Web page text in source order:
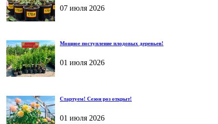
07 июля 2026
Мощное поступление плодовых деревьев!
01 июля 2026
Стартуем! Сезон роз открыт!
01 июля 2026